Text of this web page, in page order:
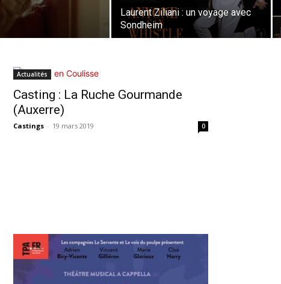
Laurent Ziliani : un voyage avec
Sondheim
Actualités
Casting : La Ruche Gourmande
(Auxerre)
Castings - 19 mars 2019 0